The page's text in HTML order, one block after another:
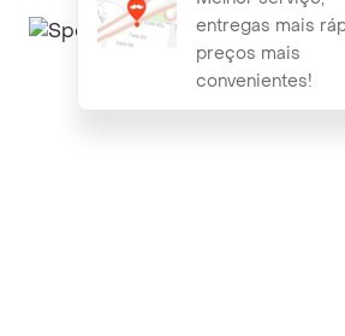
entregas mais
preços mais
convenientes!